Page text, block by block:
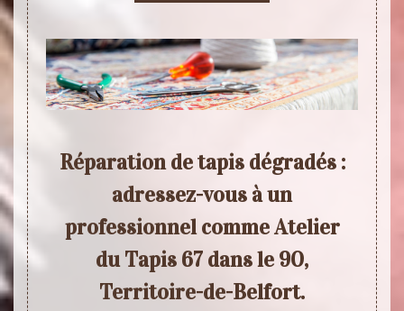
des
Réparation de tapis dégradés :
adressez-vous à un
professionnel comme Atelier
du Tapis 67 dans le 90,
Territoire-de-Belfort.
de
Un